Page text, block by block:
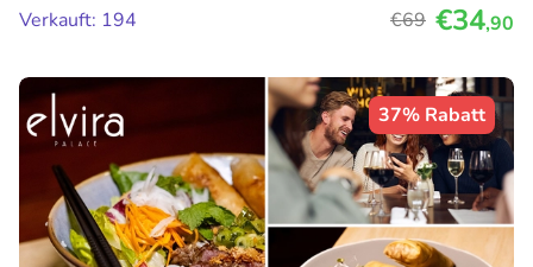
Verkauft: 194
€69 €34,90
37% Rabatt